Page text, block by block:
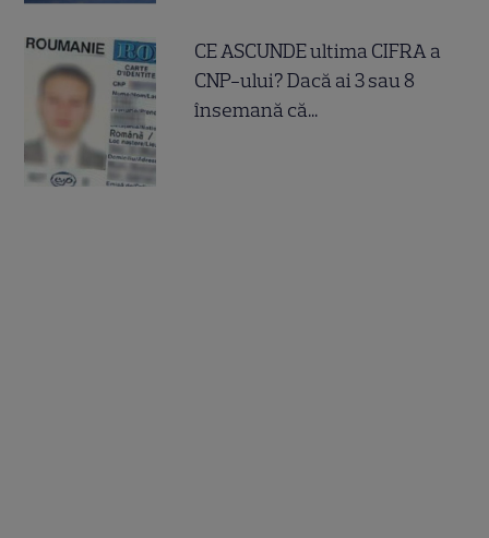
CE ASCUNDE ultima CIFRA a
CNP-ului? Dacă ai 3 sau 8
însemană că...